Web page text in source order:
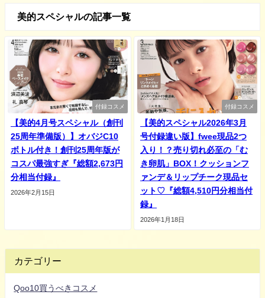
美的スペシャルの記事一覧
付録コスメ
【美的4月号スペシャル（創刊
25周年準備版）】オバジC10
ボトル付き！創刊25周年版が
コスパ最強すぎ『総額2,673円
分相当付録』
2026年2月15日
付録コスメ
【美的スペシャル2026年3月
号付録違い版】fwee現品2つ
入り！？売り切れ必至の「む
き卵肌」BOX！クッションフ
ァンデ＆リップチーク現品セ
ット♡『総額4,510円分相当付
録』
2026年1月18日
カテゴリー
Qoo10買うべきコスメ